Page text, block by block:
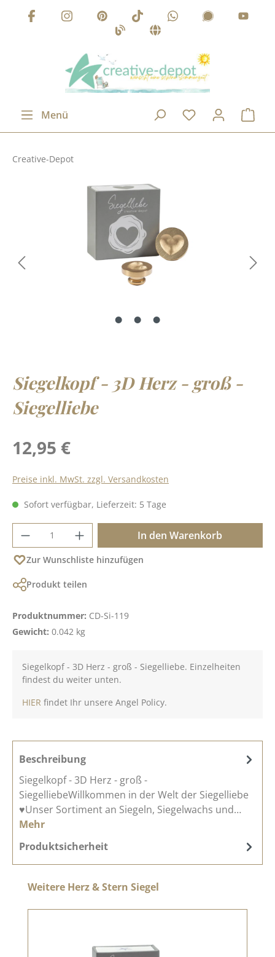
Zum Hauptinhalt springen
Menü
Creative-Depot
Siegelkopf - 3D Herz - groß -
Siegelliebe
Regulärer Preis:
12,95 €
Preise inkl. MwSt. zzgl. Versandkosten
Sofort verfügbar, Lieferzeit: 5 Tage
Produkt Anzahl: Gib den gewünschten
In den Warenkorb
Zur Wunschliste hinzufügen
Produkt teilen
Produktnummer: CD-Si-119
Gewicht: 0.042 kg
Siegelkopf - 3D Herz - groß - Siegelliebe. Einzelheiten
findest du weiter unten.
HIER findet Ihr unsere Angel Policy.
Beschreibung
Siegelkopf - 3D Herz - groß -
SiegelliebeWillkommen in der Welt der Siegelliebe
♥Unser Sortiment an Siegeln, Siegelwachs und…
Mehr
Produktsicherheit
Produktgalerie überspringen
Weitere Herz & Stern Siegel